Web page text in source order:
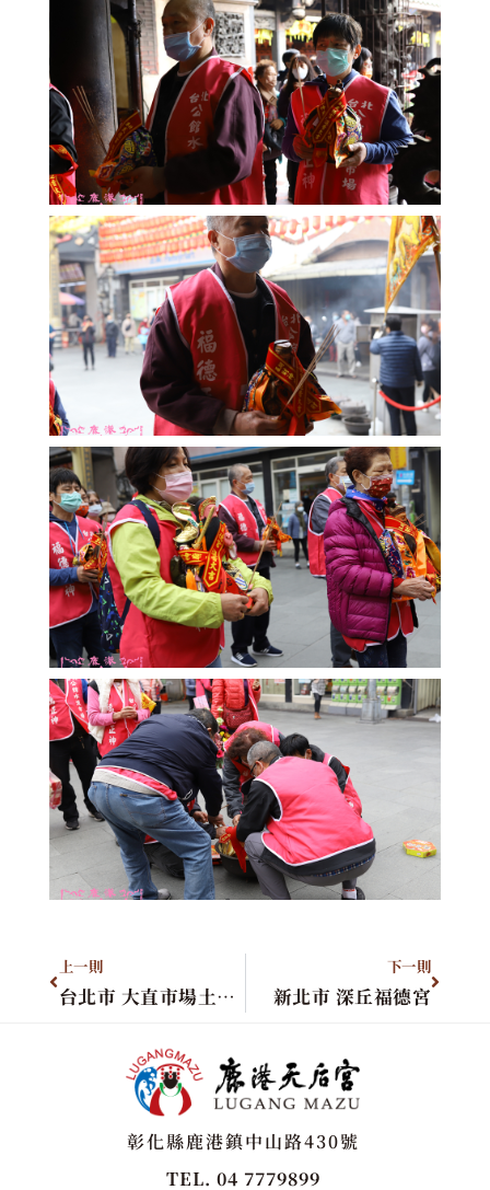
上一則
台北市 大直市場土地公會
下一則
新北市 深丘福德宮
彰化縣鹿港鎮中山路430號
TEL. 04 7779899